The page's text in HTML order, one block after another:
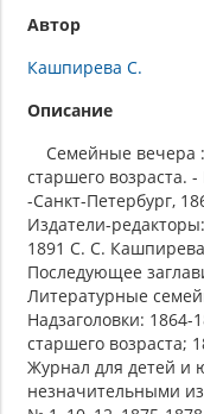
Автор
Кашпирева С.
Описание
Семейные вечера :
старшего возраста.
-Санкт-Петербург,
Издатели-
1891 С. С.
Последующее
Литературные
Надзаголовки:
старшего возраста;
Журнал для детей и
незначительными